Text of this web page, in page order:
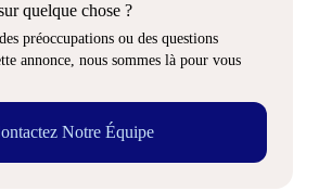
quelque chose ?
préoccupations ou des questions
annonce, nous sommes là pour vous
Notre Équipe